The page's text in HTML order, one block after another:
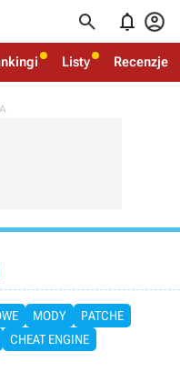
  
Listy Recenzje
MODY
PATCHE
CHEAT ENGINE